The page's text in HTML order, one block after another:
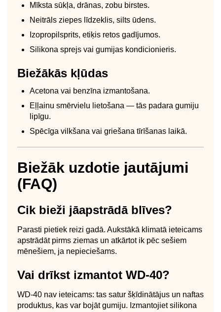
Mīksta sūkļa, drānas, zobu birstes.
Neitrāls ziepes līdzeklis, silts ūdens.
Izopropilsprits, etiķis retos gadījumos.
Silikona sprejs vai gumijas kondicionieris.
Biežākās kļūdas
Acetona vai benzīna izmantošana.
Eļļainu smērvielu lietošana — tās padara gumiju
lipīgu.
Spēcīga vilkšana vai griešana tīrīšanas laikā.
Biežāk uzdotie jautājumi
(FAQ)
Cik bieži jāapstrādā blīves?
Parasti pietiek reizi gadā. Aukstākā klimatā ieteicams
apstrādāt pirms ziemas un atkārtot ik pēc sešiem
mēnešiem, ja nepieciešams.
Vai drīkst izmantot WD-40?
WD-40 nav ieteicams: tas satur šķīdinātājus un naftas
produktus, kas var bojāt gumiju. Izmantojiet silikona